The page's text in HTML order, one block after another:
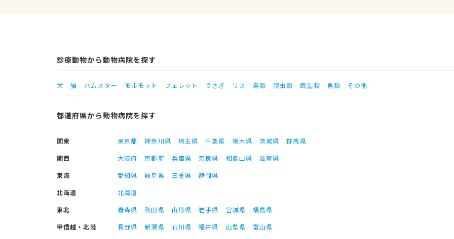
診療動物から動物病院を探す
犬 猫 ハムスター モルモット フェレット うさぎ リス 鳥類 爬虫類 両生類 魚類 その他
都道府県から動物病院を探す
関東 東京都 神奈川県 埼玉県 千葉県 栃木県 茨城県
群馬県
関西
大阪府 京都府 兵庫県 奈良県 和歌山県
滋賀県
東海
愛知県 岐阜県 三重県
静岡県
北海道
北海道
東北
青森県 秋田県 山形県 岩手県 宮城県
福島県
甲信越・北陸
長野県 新潟県 石川県 福井県 山梨県
富山県